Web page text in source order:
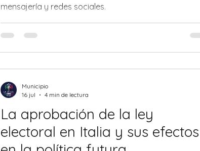
mensajería y redes sociales.
La aprobación de la ley
electoral en Italia y sus efectos
Municipio
16 jul
4 min de lectura